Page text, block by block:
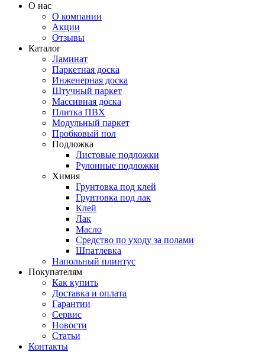
О нас
О компании
Акции
Отзывы
Каталог
Ламинат
Паркетная доска
Инженерная доска
Штучный паркет
Массивная доска
Плитка ПВХ
Модульный паркет
Пробковый пол
Подложка
Листовые подложки
Рулонные подложки
Химия
Грунтовка под клей
Грунтовка под лак
Клей
Лак
Масло
Средство по уходу за полами
Шпатлевка
Напольный плинтус
Покупателям
Как купить
Доставка и оплата
Гарантии
Сервис
Новости
Статьи
Контакты